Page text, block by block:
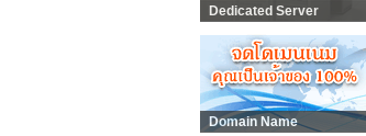
Dedicated Server
Domain Name